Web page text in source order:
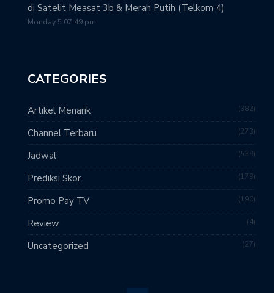
di Satelit Measat 3b & Merah Putih (Telkom 4)
Monday 5:07:49 pm
CATEGORIES
Artikel Menarik 382
Channel Terbaru 273
Jadwal 539
Prediksi Skor 179
Promo Pay TV 190
Review 4
Uncategorized 27